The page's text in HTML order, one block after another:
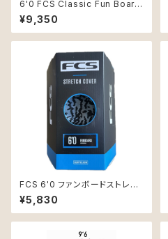
6'0 FCS Classic Fun Board
Black/Mango
¥9,350
FCS 6'0 ファンボードストレッ
チカバー TRANQUIL-BLUE
¥5,830